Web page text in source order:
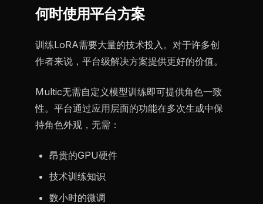
何时使用平台方案
训练LoRA需要大量的技术投入。对于许多创
作者来说，平台级解决方案提供更好的价值。
Multic无需自定义模型训练即可提供角色一致
性。平台通过应用层面的功能在多次生成中保
持角色外观，无需：
昂贵的GPU硬件
技术训练知识
数小时的微调